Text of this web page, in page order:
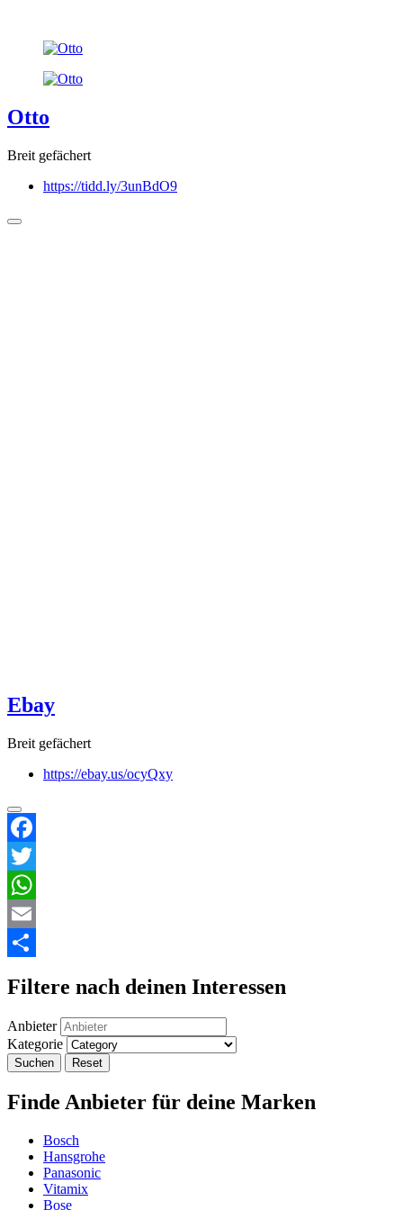
Otto
Breit gefächert
https://tidd.ly/3unBdO9
Ebay
Breit gefächert
https://ebay.us/ocyQxy
Facebook
Twitter
WhatsApp
Email
Filtere nach deinen Interessen
Anbieter
Kategorie
Suchen Reset
Finde Anbieter für deine Marken
Bosch
Hansgrohe
Panasonic
Vitamix
Bose